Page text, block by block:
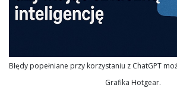
Błędy popełniane przy korzystaniu z ChatGPT
Grafika Hotgear.